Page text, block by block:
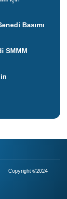
Basımı
SMMM
Copyright ©2024